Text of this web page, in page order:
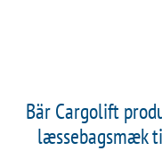
Bär Cargolift
læssebagsmæk